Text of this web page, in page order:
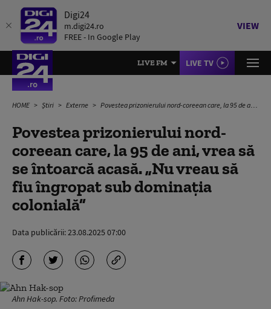
Digi24
m.digi24.ro
FREE - In Google Play
VIEW
LIVE FM LIVE TV
HOME Știri Externe Povestea prizonierului nord-coreean care, la 95 de ani, vrea să se întoarcă acasă. „Nu vreau să fiu îngropat sub dominația colonială”
Povestea prizonierului nord-
coreean care, la 95 de ani, vrea să
se întoarcă acasă. „Nu vreau să
fiu îngropat sub dominația
colonială”
Data publicării:23.08.2025 07:00
Ahn Hak-sop. Foto: Profimeda